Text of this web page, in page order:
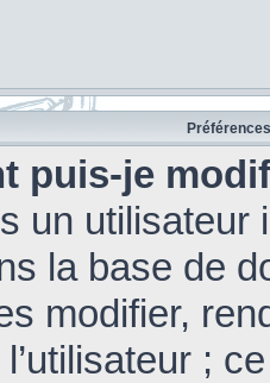
puis-je
un
la base de
modifier,
;